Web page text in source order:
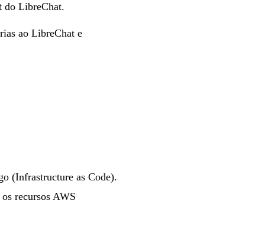
do LibreChat.
ao LibreChat e
(Infrastructure as Code).
recursos AWS